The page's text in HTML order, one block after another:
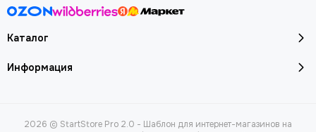
Каталог
Информация
2026 © StartStore Pro 2.0 - Шаблон для интернет-магазинов на